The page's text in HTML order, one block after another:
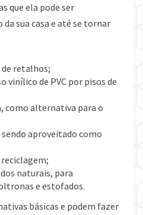
que ela pode ser
sua casa e até se tornar
retalhos;
vinílico de PVC por pisos de
como alternativa para o
aproveitado como
naturais, para
e estofados.
básicas e podem fazer